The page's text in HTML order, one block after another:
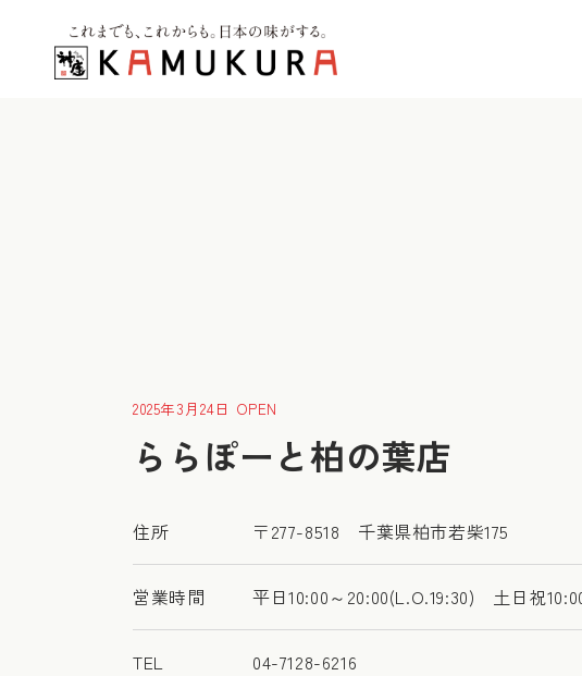
2025年3月24日 OPEN
ららぽーと柏の葉店
住所 〒277-8518 千葉県柏市若柴175
営業時間 平日10:00～20:00(L.O.19:30) 土日祝
TEL 04-7128-6216